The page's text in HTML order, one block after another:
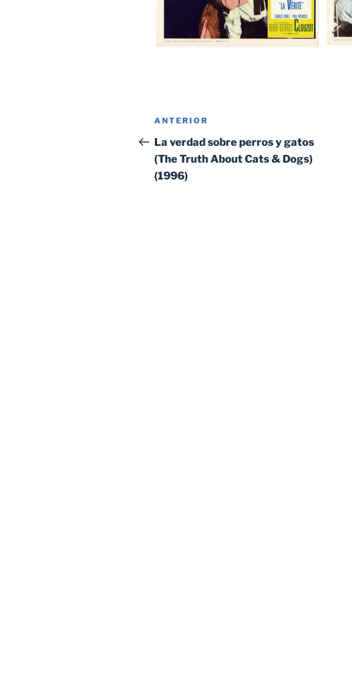
Navegación
de
entradas
Entrada
anterior:
ANTERIOR
La verdad sobre perros y gatos
(The Truth About Cats & Dogs)
(1996)